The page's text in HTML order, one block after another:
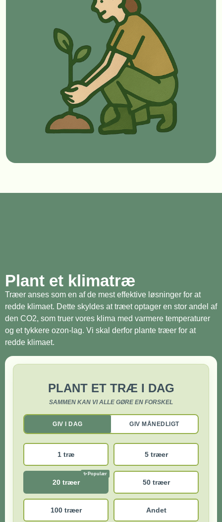
Plant et klimatræ
Træer anses som en af de mest effektive løsninger for at
redde klimaet. Dette skyldes at træet optager en stor andel af
den CO2, som truer vores klima med varmere temperaturer
og et tykkere ozon-lag. Vi skal derfor plante træer for at
redde klimaet.
PLANT ET TRÆ I DAG
SAMMEN KAN VI ALLE GØRE EN FORSKEL
GIV I DAG GIV MÅNEDLIGT
1 træ 5 træer
20 træer 50 træer
100 træer Andet